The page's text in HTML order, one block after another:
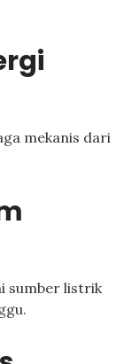
mekanis dari
sumber listrik